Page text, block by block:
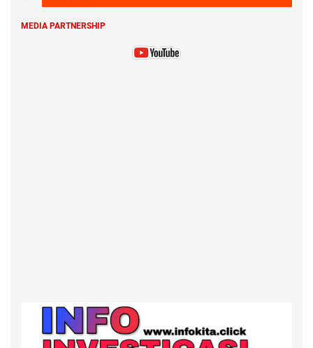
MEDIA PARTNERSHIP